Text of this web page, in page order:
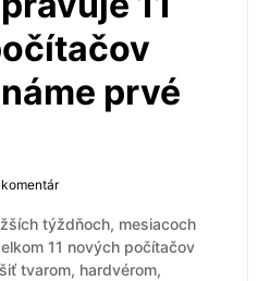
prvé
týždňoch, mesiacoch
11 nových počítačov
tvarom, hardvérom,